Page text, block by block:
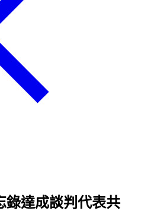
錄達成談判代表共